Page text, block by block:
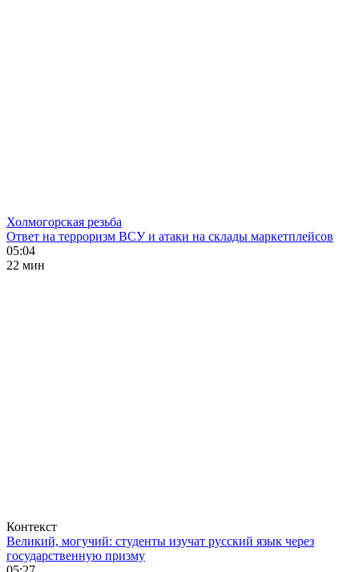
Холмогорская резьба
Ответ на терроризм ВСУ и атаки на склады маркетплейсов
05:04
22 мин
Контекст
Великий, могучий: студенты изучат русский язык через
государственную призму